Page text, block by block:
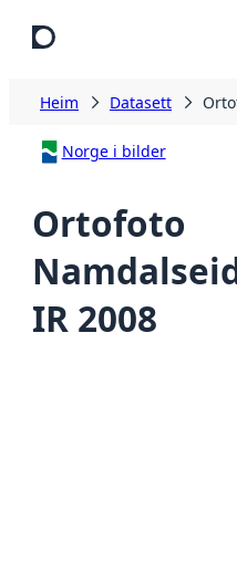
Heim Datasett
Norge i bilder
Ortofoto
IR 2008